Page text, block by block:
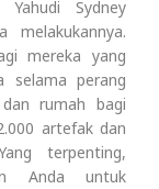
Sydney
melakukannya.
mereka yang
selama perang
rumah bagi
artefak dan
terpenting,
Anda untuk